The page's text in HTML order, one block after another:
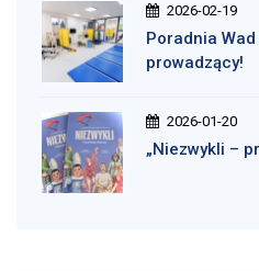
2026-02-19
Poradnia
prowadzący!
2026-01-20
„Niezwykli –